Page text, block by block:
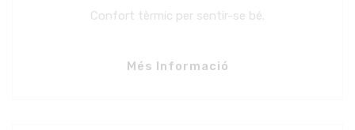
Confort tèrmic per sentir-se bé.
Més Informació